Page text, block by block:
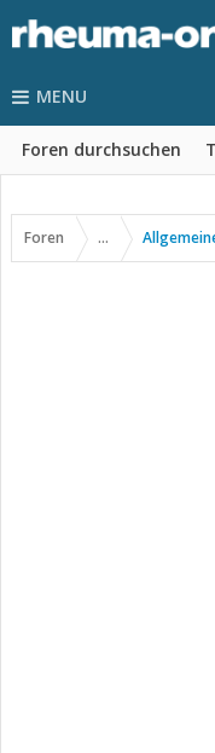
MENU
Foren durchsuchen
Foren ...